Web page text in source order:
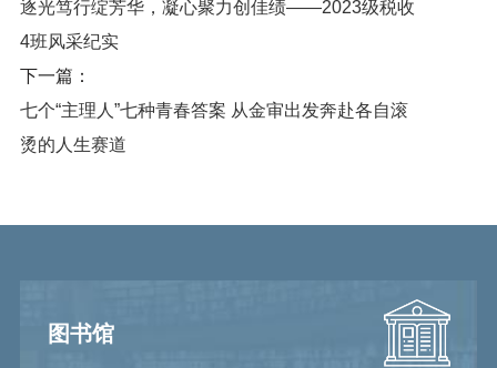
逐光笃行绽芳华，凝心聚力创佳绩——2023级税收
4班风采纪实
下一篇：
七个“主理人”七种青春答案 从金审出发奔赴各自滚
烫的人生赛道
图书馆